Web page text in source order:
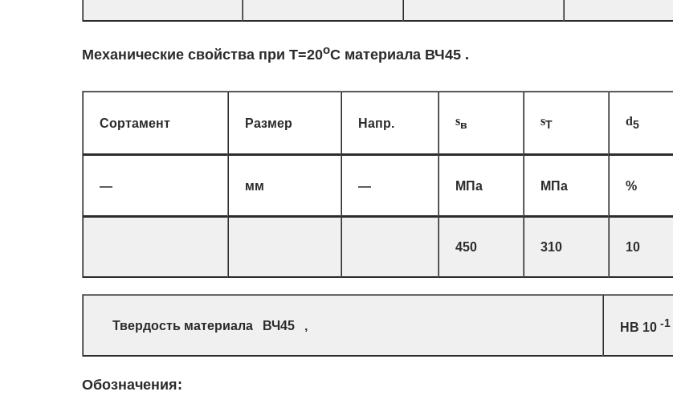
Механические свойства при Т=20oС материала ВЧ45 .
Сортамент Размер Напр. sв sT d5
— мм — МПа МПа %
450 310 10
Твердость материала ВЧ45 , HB 10 -1
Обозначения: